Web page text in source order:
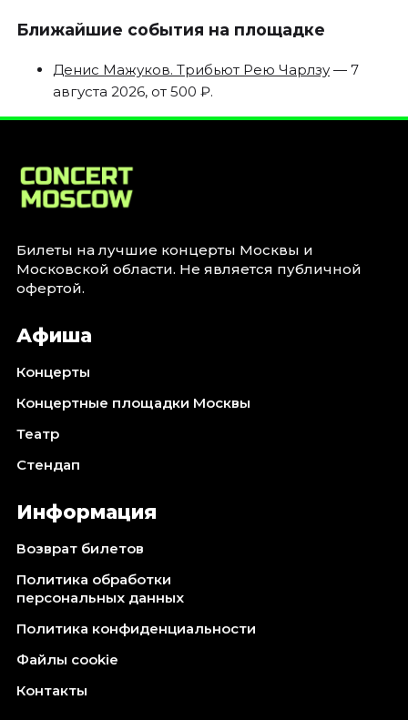
Ближайшие события на площадке
Денис Мажуков. Трибьют Рею Чарлзу— 7
августа 2026, от 500 ₽.
Билеты на лучшие концерты Москвы и
Московской области. Не является публичной
офертой.
Афиша
Концерты
Концертные площадки Москвы
Театр
Стендап
Информация
Возврат билетов
Политика обработки
персональных данных
Политика конфиденциальности
Файлы cookie
Контакты